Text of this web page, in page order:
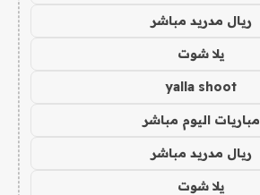
ريال مدريد مباشر
يلا شوت
yalla shoot
مباريات اليوم مباشر
ريال مدريد مباشر
يلا شوت